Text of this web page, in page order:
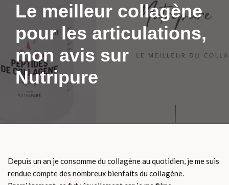
Le meilleur collagène
pour les articulations,
mon avis sur
Nutripure
Depuis un an je consomme du collagène au quotidien, je me suis
rendue compte des nombreux bienfaits du collagène.